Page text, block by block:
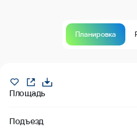
Планировка
Площадь
Подъезд